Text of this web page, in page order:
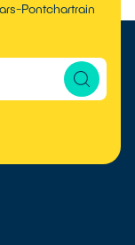
Pontchartrain